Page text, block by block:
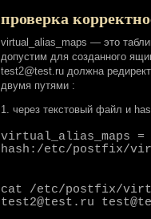
проверка
virtual_alias_maps — это
допустим для созданного
test2@test.ru должна
двумя путями :
1. через текстовый файл и
virtual_alias_maps =
hash:/etc/postfix/
cat /etc/postfix/
test2@test.ru